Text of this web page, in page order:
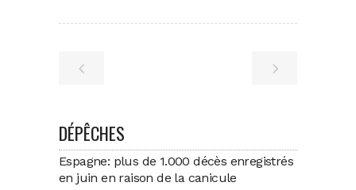
DÉPÊCHES
Espagne: plus de 1.000 décès enregistrés
en juin en raison de la canicule